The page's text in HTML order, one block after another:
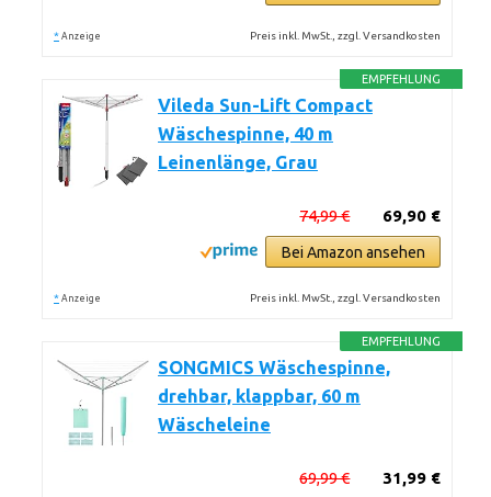
* Anzeige Preis inkl. MwSt., zzgl. Versandkosten
EMPFEHLUNG
Vileda Sun-Lift Compact
Wäschespinne, 40 m
Leinenlänge, Grau
69,90 €
74,99 €
Bei Amazon ansehen
* Anzeige Preis inkl. MwSt., zzgl. Versandkosten
EMPFEHLUNG
SONGMICS Wäschespinne,
drehbar, klappbar, 60 m
Wäscheleine
31,99 €
69,99 €